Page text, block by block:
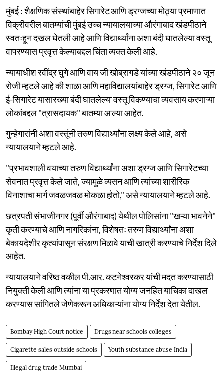
मुंबई : शैक्षणिक संस्थांबाहेर सिगारेट आणि ड्रग्जच्या मोठ्या प्रमाणात
विक्रीवरील बातम्यांची मुंबई उच्च न्यायालयाच्या औरंगाबाद खंडपीठाने
स्वतःहून दखल घेतली आहे आणि विद्यार्थ्यांना अशा बंदी घातलेल्या वस्तू
वापरण्यास प्रवृत्त केल्याबद्दल चिंता व्यक्त केली आहे.
न्यायाधीश रवींद्र घुगे आणि वाय जी खोब्रागडे यांच्या खंडपीठाने २० जून
रोजी म्हटले आहे की शाळा आणि महाविद्यालयांबाहेर ड्रग्ज, सिगारेट आणि
ई-सिगारेट यासारख्या बंदी घातलेल्या वस्तू विकण्याचा व्यवसाय करणाऱ्या
लोकांबद्दल "त्रासदायक" बातम्या आल्या आहेत.
गुन्हेगारांनी अशा वस्तूंनी तरुण विद्यार्थ्यांना लक्ष्य केले आहे, असे
न्यायालयाने म्हटले आहे.
"प्रभावशाली वयाच्या तरुण विद्यार्थ्यांना अशा ड्रग्ज आणि सिगारेटच्या
सेवनात प्रवृत्त केले जाते, ज्यामुळे व्यसन आणि त्यांच्या शारीरिक
विनाशाचा मार्ग जवळजवळ मोकळा होतो," असे न्यायालयाने म्हटले आहे.
छत्रपती संभाजीनगर (पूर्वी औरंगाबाद) येथील पोलिसांना "खऱ्या भावनेने"
कृती करण्याचे आणि नागरिकांना, विशेषतः तरुण विद्यार्थ्यांना अशा
बेकायदेशीर कृत्यांपासून संरक्षण मिळावे याची खात्री करण्याचे निर्देश दिले
आहेत.
न्यायालयाने वरिष्ठ वकील पी.आर. कटनेश्वरकर यांची मदत करण्यासाठी
नियुक्ती केली आणि त्यांना या प्रकरणात योग्य जनहित याचिका दाखल
करण्यास सांगितले जेणेकरून अधिकाऱ्यांना योग्य निर्देश देता येतील.
Bombay High Court notice Drugs near schools colleges
Cigarette sales outside schools Youth substance abuse India
Illegal drug trade Mumbai